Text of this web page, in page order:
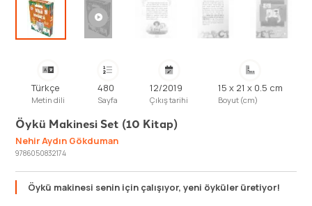
Türkçe
Metin dili
480
Sayfa
12/2019
Çıkış tarihi
15 x 21 x 0.5 cm
Boyut (cm)
Öykü Makinesi Set (10 Kitap)
Nehir Aydın Gökduman
9786050832174
Öykü makinesi senin için çalışıyor, yeni öyküler üretiyor!